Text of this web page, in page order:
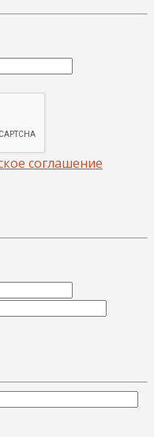
соглашение